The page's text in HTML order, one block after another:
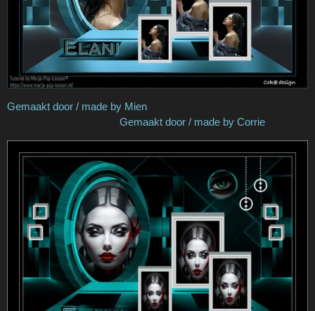
Gemaakt door / made by Mien
Gemaakt door / made by Corrie